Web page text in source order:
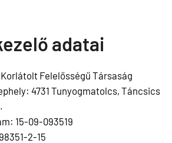
adatai
Felelősségű Társaság
4731 Tunyogmatolcs, Táncsics
15-09-093519
2-15